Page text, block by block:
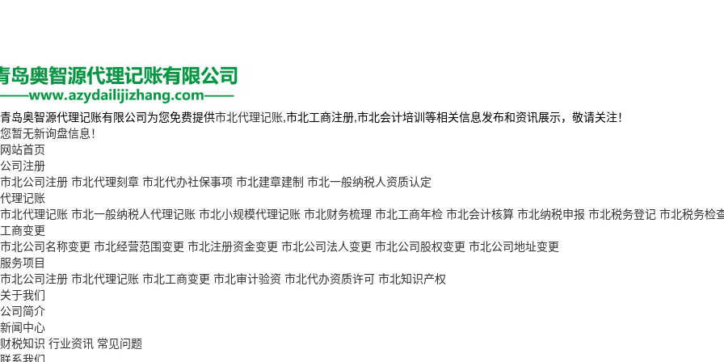
青岛奥智源代理记账有限公司为您免费提供市北代理记账,市北工商注册,市北会计培训等相关信息发布和资讯展示，敬请关注！
您暂无新询盘信息！
网站首页
公司注册
市北公司注册 市北代理刻章 市北代办社保事项 市北建章建制 市北一般纳税人资质认定
代理记账
市北代理记账 市北一般纳税人代理记账 市北小规模代理记账 市北财务梳理 市北工商年检 市北会计核算 市北纳税申报 市北税务登记 市北税务检
工商变更
市北公司名称变更 市北经营范围变更 市北注册资金变更 市北公司法人变更 市北公司股权变更 市北公司地址变更
服务项目
市北公司注册 市北代理记账 市北工商变更 市北审计验资 市北代办资质许可 市北知识产权
关于我们
公司简介
新闻中心
财税知识 行业资讯 常见问题
联系我们